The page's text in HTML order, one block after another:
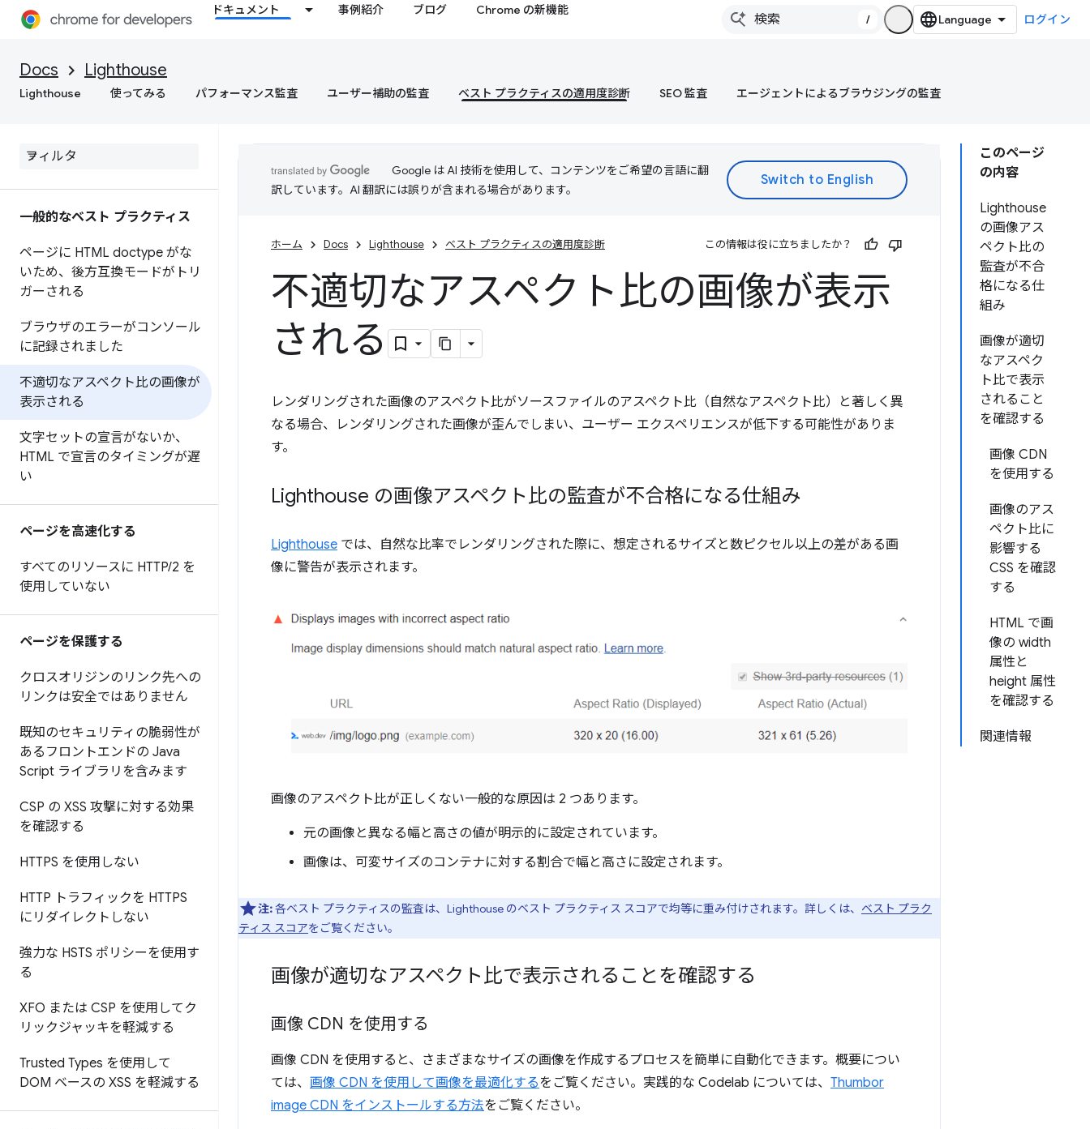
ドキュメント 事例紹介 ブログ Chrome の新機能
/ ログイン
Docs Lighthouse
Lighthouse 使ってみる パフォーマンス監査 ユーザー補助の監査 ベスト プラクティスの適用度診断 SEO 監査 エージェントによるブラウジングの監査
一般的なベスト プラクティス
ページに HTML doctype がな
いため、後方互換モードがトリ
ガーされる
ブラウザのエラーがコンソール
に記録されました
不適切なアスペクト比の画像が
表示される
文字セットの宣言がないか、
HTML で宣言のタイミングが遅
い
ページを高速化する
すべてのリソースに HTTP/2 を
使用していない
ページを保護する
クロスオリジンのリンク先への
リンクは安全ではありません
既知のセキュリティの脆弱性が
あるフロントエンドの Java
Script ライブラリを含みます
CSP の XSS 攻撃に対する効果
を確認する
HTTPS を使用しない
HTTP トラフィックを HTTPS
にリダイレクトしない
強力な HSTS ポリシーを使用す
る
XFO または CSP を使用してク
リックジャッキを軽減する
Trusted Types を使用して
DOM ベースの XSS を軽減する
このページ
の内容
Lighthouse
の画像アス
ペクト比の
監査が不合
格になる仕
組み
画像が適切
なアスペク
ト比で表示
されること
を確認する
画像 CDN
を使用する
画像のアス
ペクト比に
影響する
CSS を確認
する
HTML で画
像の width
属性と
height 属性
を確認する
関連情報
Google は AI 技術を使用して、コンテンツをご希望の言語に翻
訳しています。AI 翻訳には誤りが含まれる場合があります。
ホーム Docs Lighthouse ベスト プラクティスの適用度診断 この情報は役に立ちましたか？
不適切なアスペクト比の画像が表示
される
レンダリングされた画像のアスペクト比がソースファイルのアスペクト比（自然なアスペクト比）と著しく異
なる場合、レンダリングされた画像が歪んでしまい、ユーザー エクスペリエンスが低下する可能性がありま
す。
Lighthouse の画像アスペクト比の監査が不合格になる仕組み
Lighthouse では、自然な比率でレンダリングされた際に、想定されるサイズと数ピクセル以上の差がある画
像に警告が表示されます。
画像のアスペクト比が正しくない一般的な原因は 2 つあります。
元の画像と異なる幅と高さの値が明示的に設定されています。
画像は、可変サイズのコンテナに対する割合で幅と高さに設定されます。
注:各ベスト プラクティスの監査は、Lighthouse のベスト プラクティス スコアで均等に重み付けされます。詳しくは、 ベスト プラク
ティス スコアをご覧ください。
画像が適切なアスペクト比で表示されることを確認する
画像 CDN を使用する
画像 CDN を使用すると、さまざまなサイズの画像を作成するプロセスを簡単に自動化できます。概要につい
ては、 画像 CDN を使用して画像を最適化するをご覧ください。実践的な Codelab については、 Thumbor
image CDN をインストールする方法をご覧ください。